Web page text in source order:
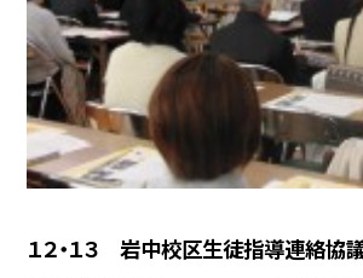
１２・１３ 岩中校区生徒指導連絡協